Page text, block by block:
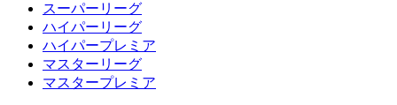
スーパーリーグ
ハイパーリーグ
ハイパープレミア
マスターリーグ
マスタープレミア